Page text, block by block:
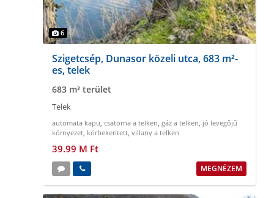
6
Szigetcsép, Dunasor közeli utca, 683 m²-
es, telek
683 m² terület
Telek
automata kapu, csatorna a telken, gáz a telken, jó levegőjű
környezet, körbekeritett, villany a telken
39.99 M Ft
MEGNÉZEM